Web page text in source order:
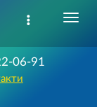
06-91